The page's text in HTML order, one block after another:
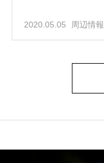
2020.05.05 周辺情報